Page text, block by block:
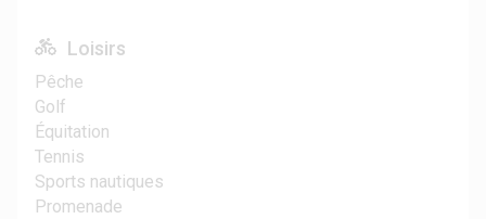
Loisirs
Pêche
Golf
Équitation
Tennis
Sports nautiques
Promenade